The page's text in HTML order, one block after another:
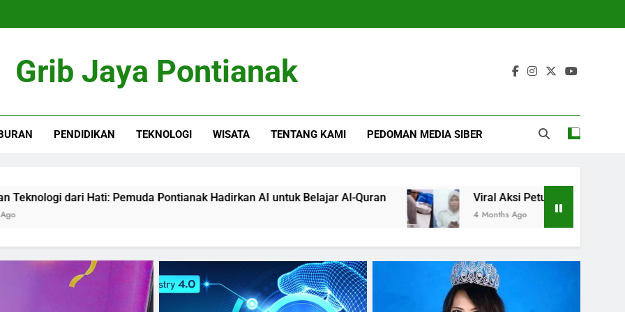
Grib Jaya Pontianak
PENDIDIKAN TEKNOLOGI WISATA TENTANG KAMI PEDOMAN MEDIA SIBER
Pontianak Hadirkan AI untuk Belajar Al-Quran Viral Aksi Petugas SPPG Injak Buah Melon Sambil